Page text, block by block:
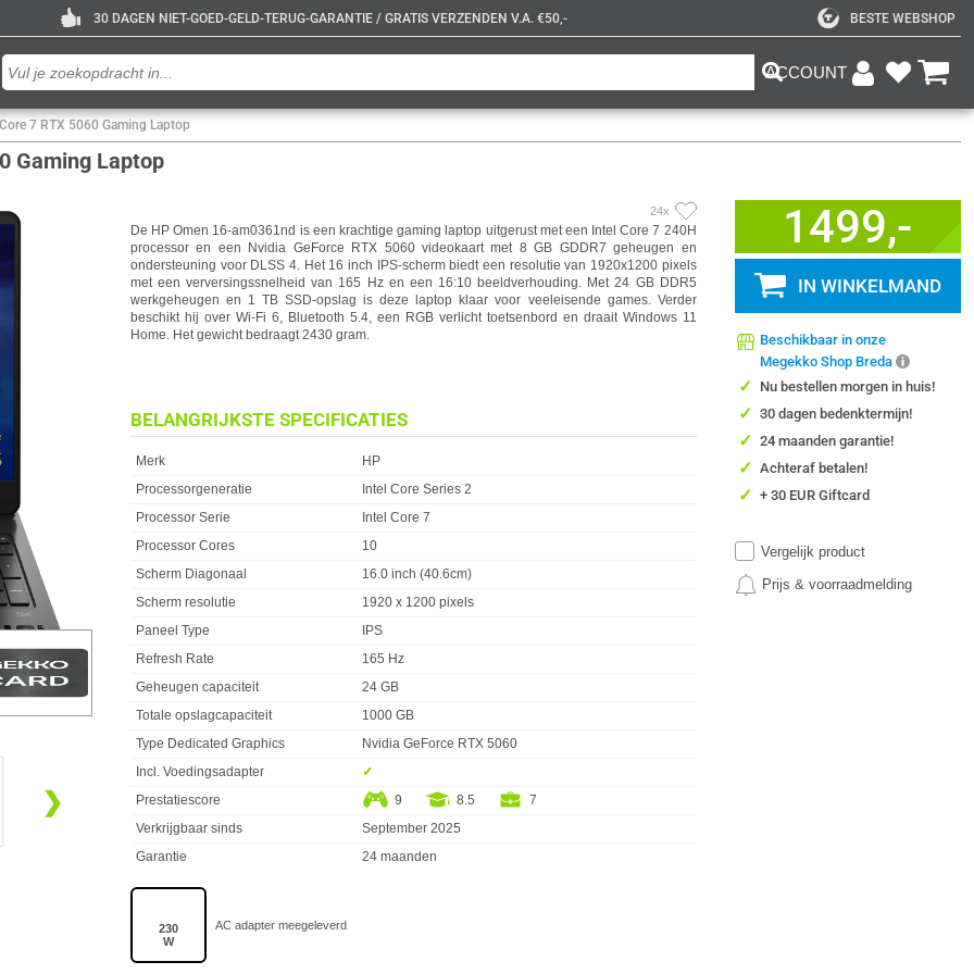
30 DAGEN NIET-GOED-GELD-TERUG-GARANTIE / GRATIS VERZENDEN V.A. €50,- BESTE WEBSHOP
ACCOUNT
7 RTX 5060 Gaming Laptop
Gaming Laptop
❯
24x
De HP Omen 16-am0361nd is een krachtige gaming laptop uitgerust met een Intel Core 7 240H
processor en een Nvidia GeForce RTX 5060 videokaart met 8 GB GDDR7 geheugen en
ondersteuning voor DLSS 4. Het 16 inch IPS-scherm biedt een resolutie van 1920x1200 pixels
met een verversingssnelheid van 165 Hz en een 16:10 beeldverhouding. Met 24 GB DDR5
werkgeheugen en 1 TB SSD-opslag is deze laptop klaar voor veeleisende games. Verder
beschikt hij over Wi-Fi 6, Bluetooth 5.4, een RGB verlicht toetsenbord en draait Windows 11
Home. Het gewicht bedraagt 2430 gram.
BELANGRIJKSTE SPECIFICATIES
Eigenschap
Merk
HP
Processorgeneratie
Intel Core Series 2
Processor Serie
Intel Core 7
Processor Cores
10
Scherm Diagonaal
16.0 inch (40.6cm)
Scherm resolutie
1920 x 1200 pixels
Paneel Type
IPS
Refresh Rate
165 Hz
Geheugen capaciteit
24 GB
Totale opslagcapaciteit
1000 GB
Type Dedicated Graphics
Nvidia GeForce RTX 5060
Incl. Voedingsadapter
✓︎
Prestatiescore
9 8.5
7
Verkrijgbaar sinds
September 2025
Garantie
24 maanden
230
W
1499,-
IN WINKELMAND
Beschikbaar in onze
Megekko Shop Breda
✓ Nu bestellen morgen in huis!
✓ 30 dagen bedenktermijn!
✓ 24 maanden garantie!
✓ Achteraf betalen!
✓ + 30 EUR Giftcard
Vergelijk product
Prijs & voorraadmelding